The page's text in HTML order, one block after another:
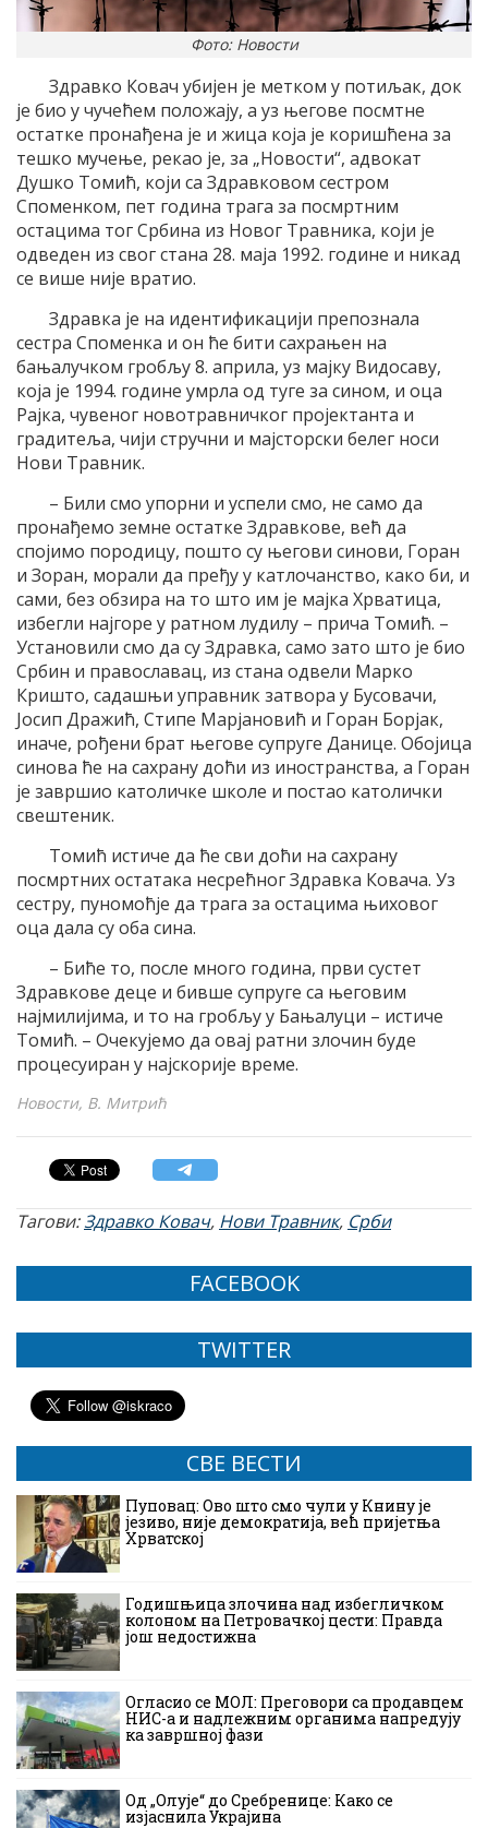
Фото: Новости
Здравко Ковач убијен је метком у потиљак, док
је био у чучећем положају, а уз његове посмтне
остатке пронађена је и жица која је коришћена за
тешко мучење, рекао је, за „Новости“, адвокат
Душко Томић, који са Здравковом сестром
Споменком, пет година трага за посмртним
остацима тог Србина из Новог Травника, који је
одведен из свог стана 28. маја 1992. године и никад
се више није вратио.
Здравка је на идентификацији препознала
сестра Споменка и он ће бити сахрањен на
бањалучком гробљу 8. априла, уз мајку Видосаву,
која је 1994. године умрла од туге за сином, и оца
Рајка, чувеног новотравничког пројектанта и
градитеља, чији стручни и мајсторски белег носи
Нови Травник.
– Били смо упорни и успели смо, не само да
пронађемо земне остатке Здравкове, већ да
спојимо породицу, пошто су његови синови, Горан
и Зоран, морали да пређу у катлочанство, како би, и
сами, без обзира на то што им је мајка Хрватица,
избегли најгоре у ратном лудилу – прича Томић. –
Установили смо да су Здравка, само зато што је био
Србин и православац, из стана одвели Марко
Кришто, садашњи управник затвора у Бусовачи,
Јосип Дражић, Стипе Марјановић и Горан Борјак,
иначе, рођени брат његове супруге Данице. Обојица
синова ће на сахрану доћи из иностранства, а Горан
је завршио католичке школе и постао католички
свештеник.
Томић истиче да ће сви доћи на сахрану
посмртних остатака несрећног Здравка Ковача. Уз
сестру, пуномоћје да трага за остацима њиховог
оца дала су оба сина.
– Биће то, после много година, први сустет
Здравкове деце и бивше супруге са његовим
најмилијима, и то на гробљу у Бањалуци – истиче
Томић. – Очекујемо да овај ратни злочин буде
процесуиран у најскорије време.
Новости, В. Митрић
Тагови:Здравко Ковач, Нови Травник, Срби
FACEBOOK
TWITTER
СВЕ ВЕСТИ
Пуповац: Ово што смо чули у Книну је
језиво, није демократија, већ пријетња
Хрватској
Годишњица злочина над избегличком
колоном на Петровачкој цести: Правда
још недостижна
Огласио се МОЛ: Преговори са продавцем
НИС-а и надлежним органима напредују
ка завршној фази
Од „Олује“ до Сребренице: Како се
изјаснила Украјина